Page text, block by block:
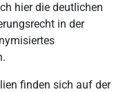
hier die deutlichen
in der
finden sich auf der